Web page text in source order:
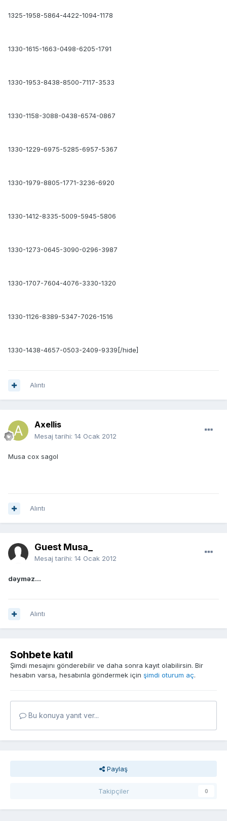
1325-1958-5864-4422-1094-1178
1330-1615-1663-0498-6205-1791
1330-1953-8438-8500-7117-3533
1330-1158-3088-0438-6574-0867
1330-1229-6975-5285-6957-5367
1330-1979-8805-1771-3236-6920
1330-1412-8335-5009-5945-5806
1330-1273-0645-3090-0296-3987
1330-1707-7604-4076-3330-1320
1330-1126-8389-5347-7026-1516
1330-1438-4657-0503-2409-9339[/hide]
Alıntı
Axellis
Mesaj tarihi: 14 Ocak 2012
Musa cox sagol
Alıntı
Guest Musa_
Mesaj tarihi: 14 Ocak 2012
dəyməz...
Alıntı
Sohbete katıl
Şimdi mesajını gönderebilir ve daha sonra kayıt olabilirsin. Bir
hesabın varsa, hesabınla göndermek için şimdi oturum aç.
Bu konuya yanıt ver...
Paylaş
Takipçiler 0